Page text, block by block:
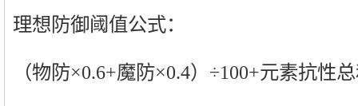
理想防御阈值公式：
（物防×0.6+魔防×0.4）÷100+元素抗性